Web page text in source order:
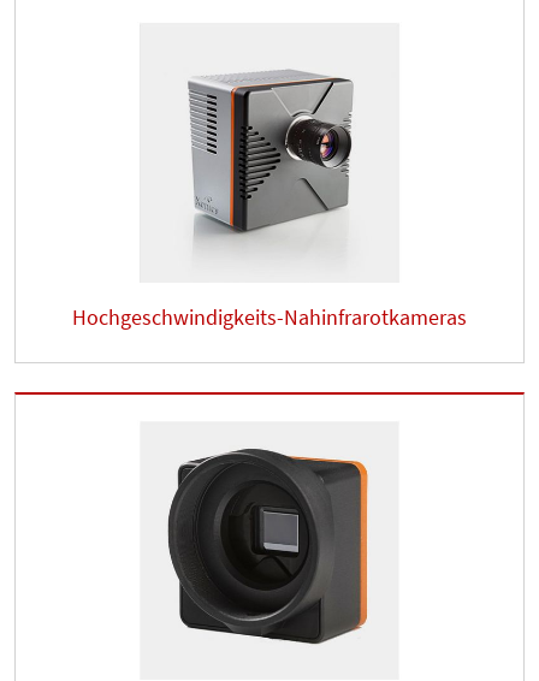
Hochgeschwindigkeits-Nahinfrarotkameras